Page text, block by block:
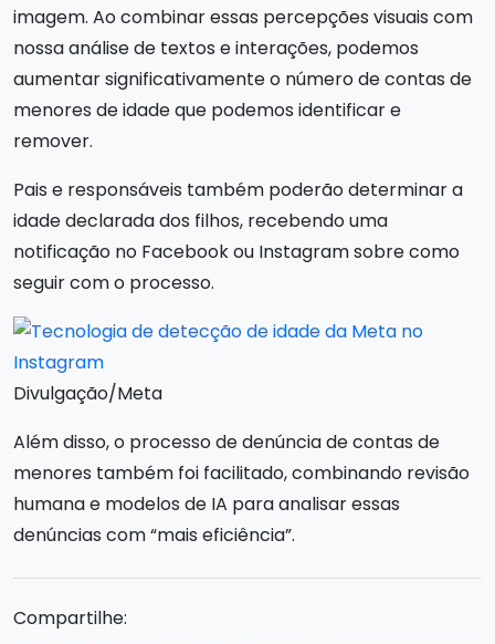
imagem. Ao combinar essas percepções visuais com
nossa análise de textos e interações, podemos
aumentar significativamente o número de contas de
menores de idade que podemos identificar e
remover.
Pais e responsáveis também poderão determinar a
idade declarada dos filhos, recebendo uma
notificação no Facebook ou Instagram sobre como
seguir com o processo.
Divulgação/Meta
Além disso, o processo de denúncia de contas de
menores também foi facilitado, combinando revisão
humana e modelos de IA para analisar essas
denúncias com “mais eficiência”.
Compartilhe: